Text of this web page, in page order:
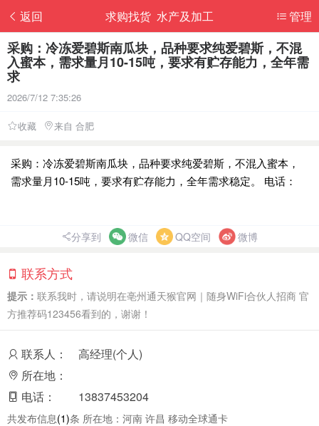
返回 管理
求购找货 水产及加工
采购：冷冻爱碧斯南瓜块，品种要求纯爱碧斯，不混
入蜜本，需求量月10-15吨，要求有贮存能力，全年需
求
2026/7/12 7:35:26
收藏 来自 合肥
采购：冷冻爱碧斯南瓜块，品种要求纯爱碧斯，不混入蜜本，
需求量月10-15吨，要求有贮存能力，全年需求稳定。 电话：
分享到 微信 QQ空间 微博
联系方式
提示： 联系我时，请说明在亳州通天猴官网｜随身WiFi合伙人招商 官
方推荐码123456看到的，谢谢！
联系人：
高经理(个人)
所在地：
电话：
13837453204
共发布信息(1)条 所在地：河南 许昌 移动全球通卡